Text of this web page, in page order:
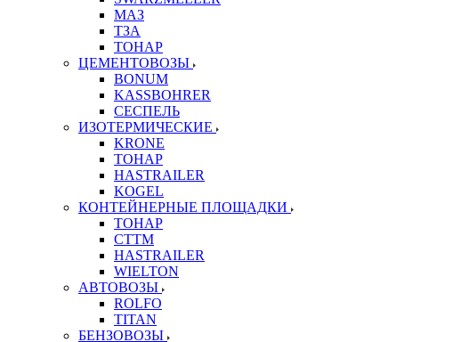
МАЗ
ТЗА
ТОНАР
ЦЕМЕНТОВОЗЫ
BONUM
KASSBOHRER
СЕСПЕЛЬ
ИЗОТЕРМИЧЕСКИЕ
KRONE
ТОНАР
HASTRAILER
KOGEL
КОНТЕЙНЕРНЫЕ ПЛОЩАДКИ
ТОНАР
CTTM
HASTRAILER
WIELTON
АВТОВОЗЫ
ROLFO
TITAN
БЕНЗОВОЗЫ